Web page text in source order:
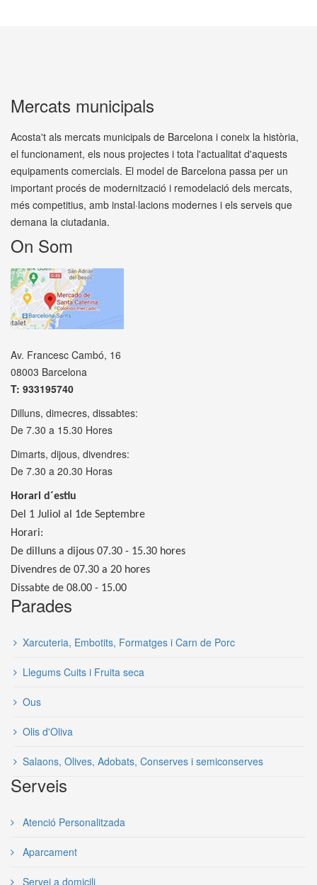
Mercats municipals
Acosta't als mercats municipals de Barcelona i coneix la història,
el funcionament, els nous projectes i tota l'actualitat d'aquests
equipaments comercials. El model de Barcelona passa per un
important procés de modernització i remodelació dels mercats,
més competitius, amb instal·lacions modernes i els serveis que
demana la ciutadania.
On Som
Av. Francesc Cambó, 16
08003 Barcelona
T: 933195740
Dilluns, dimecres, dissabtes:
De 7.30 a 15.30 Hores
Dimarts, dijous, divendres:
De 7.30 a 20.30 Horas
Horari d´estiu
Del 1 Juliol al 1de Septembre
Horari:
De dilluns a dijous 07.30 - 15.30 hores
Divendres de 07.30 a 20 hores
Dissabte de 08.00 - 15.00
Parades
Xarcuteria, Embotits, Formatges i Carn de Porc
Llegums Cuits i Fruita seca
Ous
Olis d'Oliva
Salaons, Olives, Adobats, Conserves i semiconserves
Serveis
Atenció Personalitzada
Aparcament
Servei a domicili